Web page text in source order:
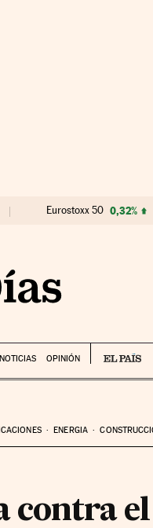
Eurostoxx 50 0,32%
OPINIÓN
ENERGIA
contra